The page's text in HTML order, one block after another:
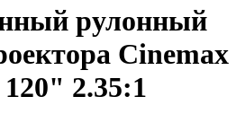
рулонный
Cinemax
2.35:1